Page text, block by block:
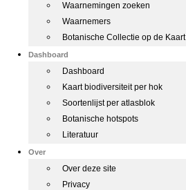
Waarnemingen zoeken
Waarnemers
Botanische Collectie op de Kaart
Dashboard
Dashboard
Kaart biodiversiteit per hok
Soortenlijst per atlasblok
Botanische hotspots
Literatuur
Over
Over deze site
Privacy